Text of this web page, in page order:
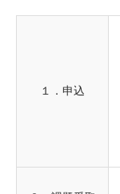
１．申込